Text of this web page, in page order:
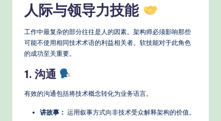
人际与领导力技能
工作中最复杂的部分往往是人的因素。架构师必须影响那些
可能不使用相同技术术语的利益相关者。软技能对于此角色
的成功至关重要。
1. 沟通
有效的沟通包括将技术概念转化为业务语言。
讲故事： 运用叙事方式向非技术受众解释架构的价值。